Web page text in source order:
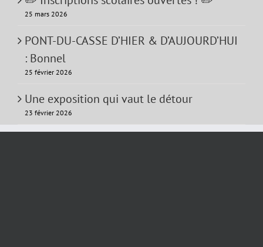
25 mars 2026
PONT-DU-CASSE D’HIER & D’AUJOURD’HUI
: Bonnel
25 février 2026
Une exposition qui vaut le détour
23 février 2026